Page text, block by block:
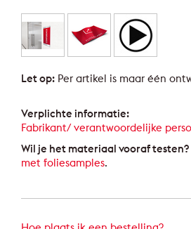
Let op: Per artikel is maar één
Verplichte informatie:
Fabrikant/ verantwoordelijke
Wil je het materiaal vooraf testen?
met foliesamples.